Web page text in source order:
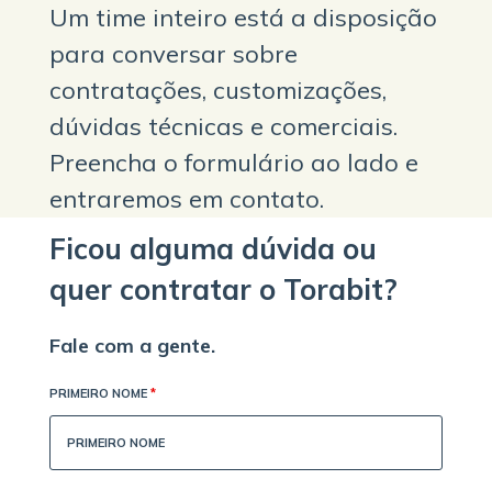
Um time inteiro está a disposição
para conversar sobre
contratações, customizações,
dúvidas técnicas e comerciais.
Preencha o formulário ao lado e
entraremos em contato.
Ficou alguma dúvida ou
quer contratar o Torabit?
Fale com a gente.
PRIMEIRO NOME *